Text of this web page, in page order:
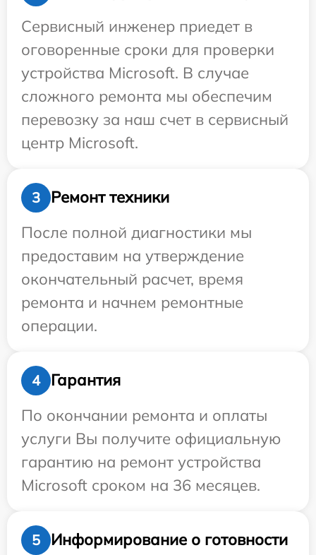
Сервисный инженер приедет в
оговоренные сроки для проверки
устройства Microsoft. В случае
сложного ремонта мы обеспечим
перевозку за наш счет в сервисный
центр Microsoft.
3
Ремонт техники
После полной диагностики мы
предоставим на утверждение
окончательный расчет, время
ремонта и начнем ремонтные
операции.
4
Гарантия
По окончании ремонта и оплаты
услуги Вы получите официальную
гарантию на ремонт устройства
Microsoft сроком на 36 месяцев.
5 Информирование о готовности